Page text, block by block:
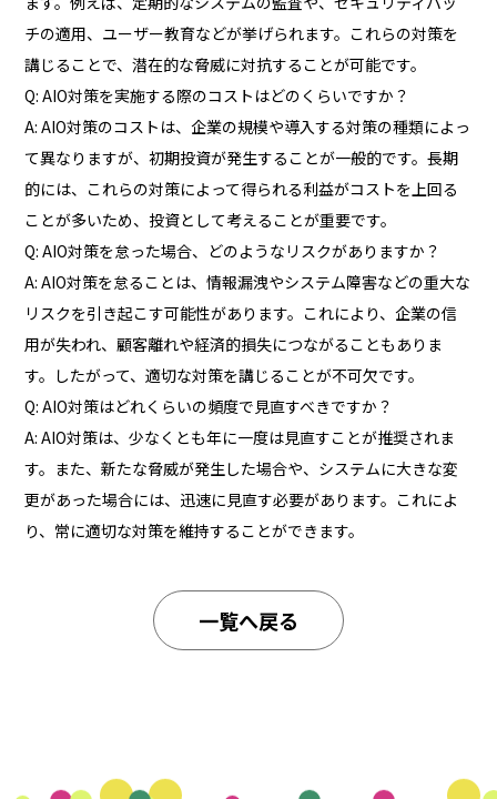
チの適用、ユーザー教育などが挙げられます。これらの対策を
講じることで、潜在的な脅威に対抗することが可能です。
Q: AIO対策を実施する際のコストはどのくらいですか？
A: AIO対策のコストは、企業の規模や導入する対策の種類によっ
て異なりますが、初期投資が発生することが一般的です。長期
的には、これらの対策によって得られる利益がコストを上回る
ことが多いため、投資として考えることが重要です。
Q: AIO対策を怠った場合、どのようなリスクがありますか？
A: AIO対策を怠ることは、情報漏洩やシステム障害などの重大な
リスクを引き起こす可能性があります。これにより、企業の信
用が失われ、顧客離れや経済的損失につながることもありま
す。したがって、適切な対策を講じることが不可欠です。
Q: AIO対策はどれくらいの頻度で見直すべきですか？
A: AIO対策は、少なくとも年に一度は見直すことが推奨されま
す。また、新たな脅威が発生した場合や、システムに大きな変
更があった場合には、迅速に見直す必要があります。これによ
り、常に適切な対策を維持することができます。
一覧へ戻る